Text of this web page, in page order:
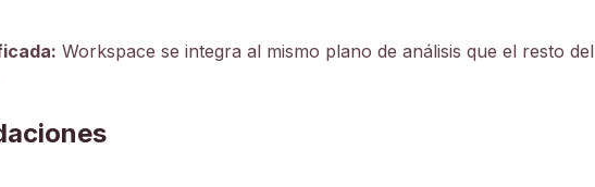
Workspace se integra al mismo plano de análisis que el resto del